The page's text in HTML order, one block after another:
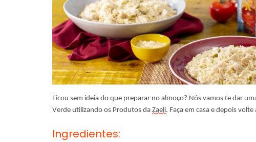
Ficou sem ideia do que preparar no almoço? Nós vamos te dar
Verde utilizando os Produtos da Zaeli. Faça em casa e depois
Ingredientes: